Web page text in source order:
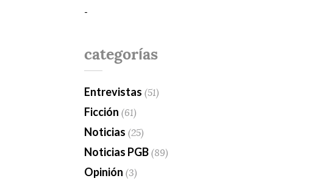
-
categorías
Entrevistas (51)
Ficción (61)
Noticias (25)
Noticias PGB (89)
Opinión (3)